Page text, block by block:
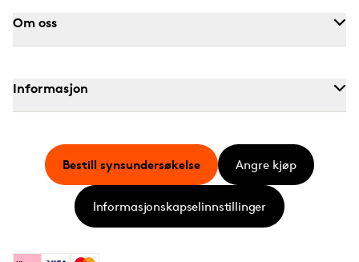
Om oss
Informasjon
Bestill synsundersøkelse Angre kjøp
Informasjonskapselinnstillinger